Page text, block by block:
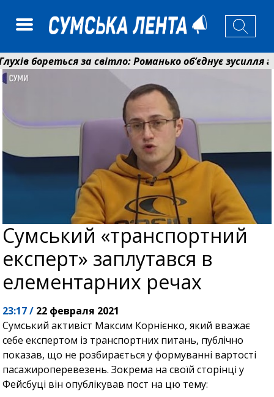
бореться за світло: Романько об’єднує зусилля
фонд Сумщини спрямував 0,2 млрд грн на
Сумський «транспортний
експерт» заплутався в
елементарних речах
23:17 / 22 февраля 2021
Сумський активіст Максим Корнієнко, який вважає
себе експертом із транспортних питань, публічно
показав, що не розбирається у формуванні вартості
пасажироперевезень. Зокрема на своїй сторінці у
Фейсбуці він опублікував пост на цю тему: